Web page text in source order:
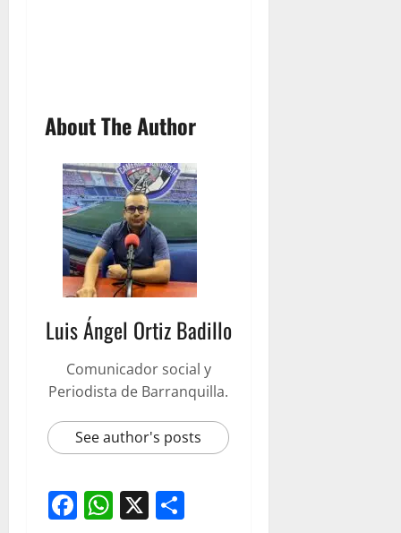
About The Author
Luis Ángel Ortiz Badillo
Comunicador social y
Periodista de Barranquilla.
See author's posts
Facebook
WhatsApp
X